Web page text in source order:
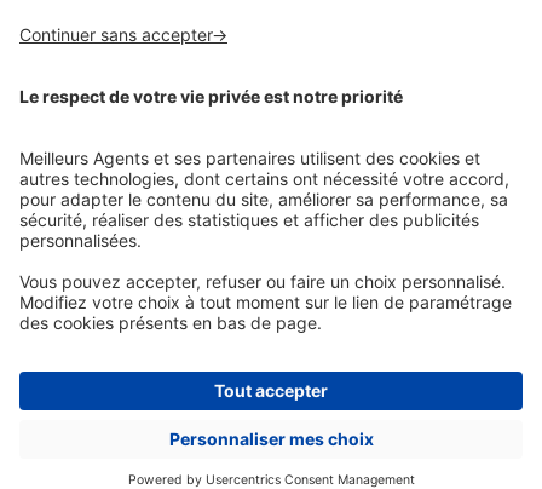
Nos honoraires de vente
Politique de confidentialité
Mentions comparateur
Aide
Contactez-nous
© MeilleursAgents. Copyright 2008 - 2023